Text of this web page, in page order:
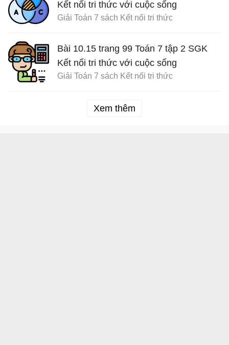
Kết nối tri thức với cuộc sống
Giải Toán 7 sách Kết nối tri thức
Bài 10.15 trang 99 Toán 7 tập 2 SGK
Kết nối tri thức với cuộc sống
Giải Toán 7 sách Kết nối tri thức
Xem thêm